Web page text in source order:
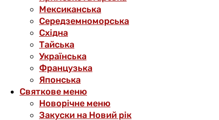
Мексиканська
Середземноморська
Східна
Тайська
Українська
Французька
Японська
Святкове меню
Новорічне меню
Закуски на Новий рік